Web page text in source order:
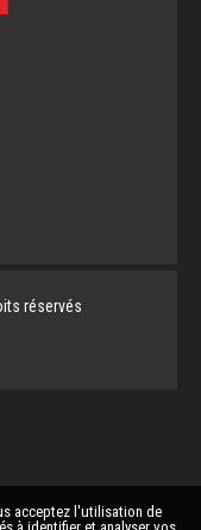
acceptez l'utilisation de
réservés